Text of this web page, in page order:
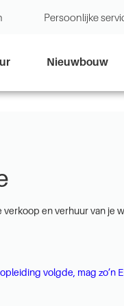
Persoonlijke
Nieuwbouw
en verhuur van je
volgde, mag zo’n